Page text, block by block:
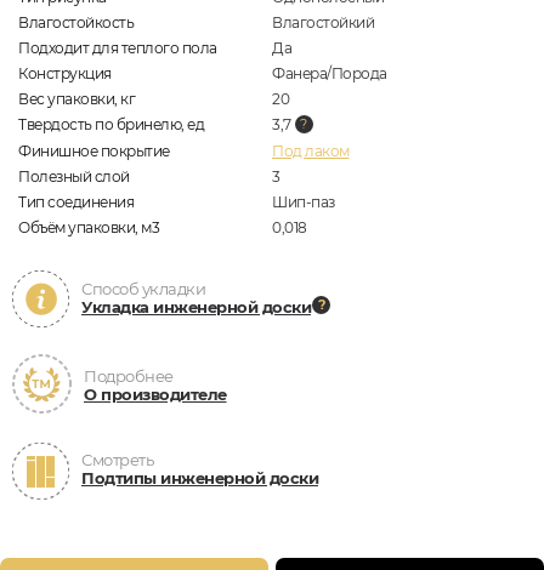
Влагостойкость
Влагостойкий
Подходит для теплого пола
Да
Конструкция
Фанера/Порода
Вес упаковки, кг
20
Твердость по бринелю, ед
3,7
Финишное покрытие
Под лаком
Полезный слой
3
Тип соединения
Шип-паз
Объём упаковки, м3
0,018
Способ укладки
Укладка инженерной доски
Подробнее
О производителе
Смотреть
Подтипы инженерной доски